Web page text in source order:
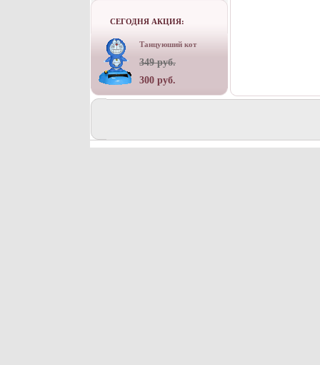
СЕГОДНЯ АКЦИЯ:
Танцуюший кот
349 руб.
300 руб.